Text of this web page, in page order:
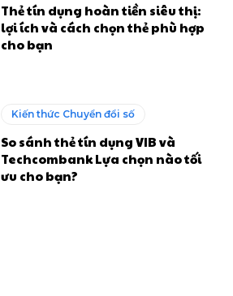
Thẻ tín dụng hoàn tiền siêu thị:
lợi ích và cách chọn thẻ phù hợp
cho bạn
Kiến thức Chuyển đổi số
So sánh thẻ tín dụng VIB và
Techcombank Lựa chọn nào tối
ưu cho bạn?